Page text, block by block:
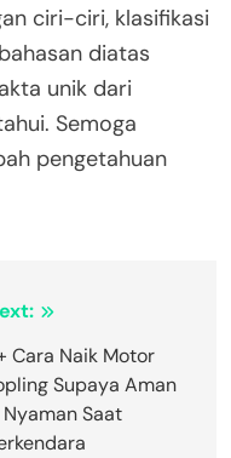
ciri-ciri, klasifikasi
diatas
unik dari
Semoga
pengetahuan
Cara Naik Motor
Supaya Aman
Saat